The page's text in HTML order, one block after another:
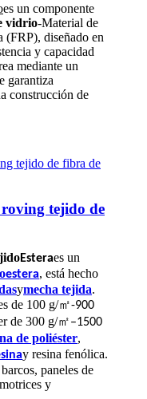
es un componente
vidrio-Material de
diseñado en
y capacidad
mediante un
garantiza
construcción de
tejido de
Esteraes un
estera, está hecho
ymecha tejida.
de 100 g/㎡-900
de 300 g/㎡–1500
de poliéster,
y resina fenólica.
paneles de
y